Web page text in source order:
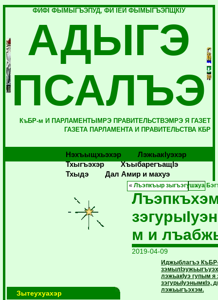
ФИФI ФЫМЫГЪЭПУД, ФИ IЕЙ ФЫМЫГЪЭПЩКIУ
АДЫГЭ
ПСАЛЪЭ
КъБР-м И ПАРЛАМЕНТЫМРЭ ПРАВИТЕЛЬСТВЭМРЭ Я ГАЗЕТ
ГАЗЕТА ПАРЛАМЕНТА И ПРАВИТЕЛЬСТВА КБР
Нэхъыщхьэхэр
Лэжьакlуэхэр
Тхыгъэхэр
Хъыбарегъащlэ
Тхыдэ
Дал Амир и махуэ
Зытеухуахэр
«Лъэпкъыр зыгъэгушхуа
м и
2019-04-09
Иджыблагъэ
лэжьакIуэ гупым
зэгурыIуэнымкIэ,
лэжьыгъэхэм.